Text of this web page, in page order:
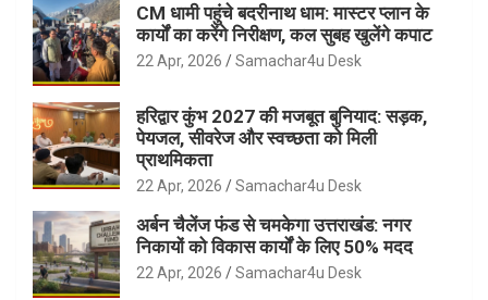
CM धामी पहुंचे बदरीनाथ धाम: मास्टर प्लान के
कार्यों का करेंगे निरीक्षण, कल सुबह खुलेंगे कपाट
22 Apr, 2026 Samachar4u Desk
हरिद्वार कुंभ 2027 की मजबूत बुनियाद: सड़क,
पेयजल, सीवरेज और स्वच्छता को मिली
प्राथमिकता
22 Apr, 2026 Samachar4u Desk
अर्बन चैलेंज फंड से चमकेगा उत्तराखंड: नगर
निकायों को विकास कार्यों के लिए 50% मदद
22 Apr, 2026 Samachar4u Desk